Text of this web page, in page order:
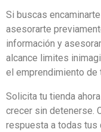
Si buscas
asesorarte
información y
alcance limites
el emprendimiento de
Solicita tu tienda
crecer sin detenerse.
respuesta a todas tus